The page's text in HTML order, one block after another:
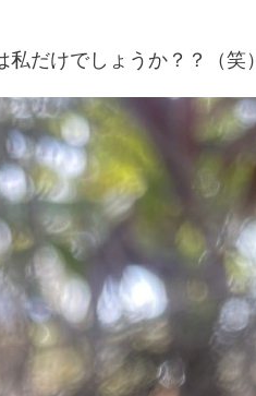
だけでしょうか？？（笑）